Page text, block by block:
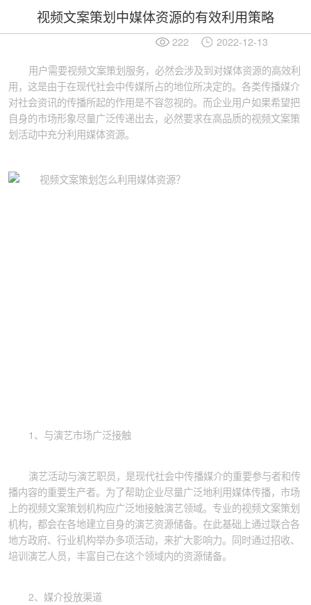
视频文案策划中媒体资源的有效利用策略
222 2022-12-13
用户需要视频文案策划服务，必然会涉及到对媒体资源的高效利
用，这是由于在现代社会中传媒所占的地位所决定的。各类传播媒介
对社会资讯的传播所起的作用是不容忽视的。而企业用户如果希望把
自身的市场形象尽量广泛传递出去，必然要求在高品质的视频文案策
划活动中充分利用媒体资源。
1、与演艺市场广泛接触
演艺活动与演艺职员，是现代社会中传播媒介的重要参与者和传
播内容的重要生产者。为了帮助企业尽量广泛地利用媒体传播，市场
上的视频文案策划机构应广泛地接触演艺领域。专业的视频文案策划
机构，都会在各地建立自身的演艺资源储备。在此基础上通过联合各
地方政府、行业机构举办多项活动，来扩大影响力。同时通过招收、
培训演艺人员，丰富自己在这个领域内的资源储备。
2、媒介投放渠道